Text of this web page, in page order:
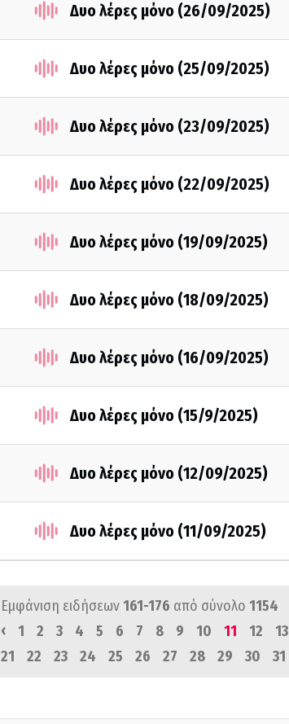
Δυο λέρες μόνο (26/09/2025)
Δυο λέρες μόνο (25/09/2025)
Δυο λέρες μόνο (23/09/2025)
Δυο λέρες μόνο (22/09/2025)
Δυο λέρες μόνο (19/09/2025)
Δυο λέρες μόνο (18/09/2025)
Δυο λέρες μόνο (16/09/2025)
Δυο λέρες μόνο (15/9/2025)
Δυο λέρες μόνο (12/09/2025)
Δυο λέρες μόνο (11/09/2025)
Εμφάνιση ειδήσεων161-176 από σύνολο 1154
‹
1 2 3 4 5 6 7 8 9 10 11 12 13
21
22 23 24 25 26 27 28 29 30 31